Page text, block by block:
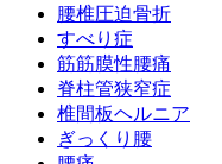
腰椎圧迫骨折
すべり症
筋筋膜性腰痛
脊柱管狭窄症
椎間板ヘルニア
ぎっくり腰